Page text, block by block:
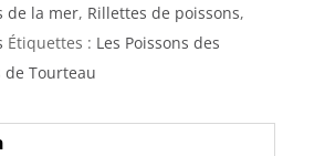
de la mer, Rillettes de poissons,
Étiquettes : Les Poissons des
de Tourteau